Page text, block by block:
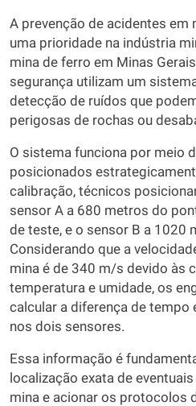
A prevenção de acidentes em
uma prioridade na indústria
mina de ferro em Minas
segurança utilizam um
detecção de ruídos que
perigosas de rochas ou
O sistema funciona por meio
posicionados
calibração, técnicos
sensor A a 680 metros do
de teste, e o sensor B a 1020
Considerando que a
mina é de 340 m/s devido às
temperatura e umidade, os
calcular a diferença de tempo
nos dois sensores.
Essa informação é
localização exata de
mina e acionar os protocolos